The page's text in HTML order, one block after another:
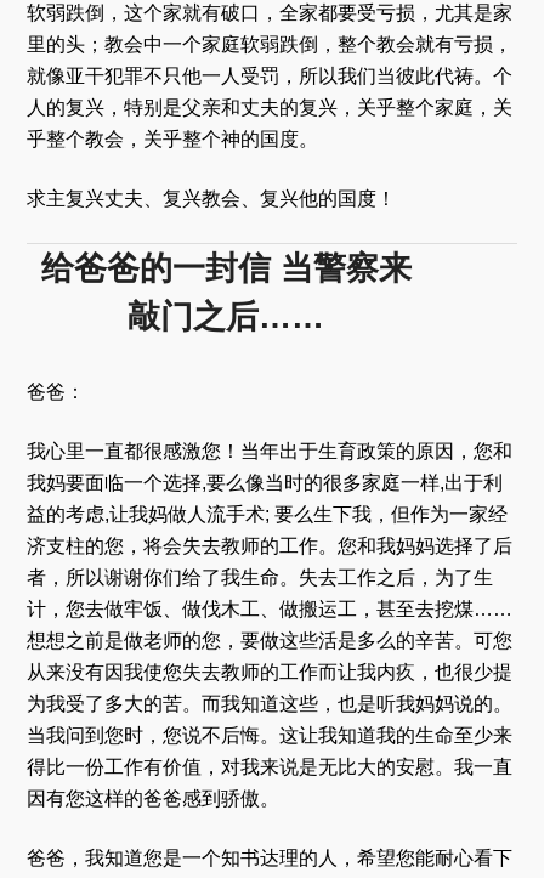
软弱跌倒，这个家就有破口，全家都要受亏损，尤其是家
里的头；教会中一个家庭软弱跌倒，整个教会就有亏损，
就像亚干犯罪不只他一人受罚，所以我们当彼此代祷。个
人的复兴，特别是父亲和丈夫的复兴，关乎整个家庭，关
乎整个教会，关乎整个神的国度。
求主复兴丈夫、复兴教会、复兴他的国度！
给爸爸的一封信 当警察来
敲门之后……
爸爸：
我心里一直都很感激您！当年出于生育政策的原因，您和
我妈要面临一个选择,要么像当时的很多家庭一样,出于利
益的考虑,让我妈做人流手术; 要么生下我，但作为一家经
济支柱的您，将会失去教师的工作。您和我妈妈选择了后
者，所以谢谢你们给了我生命。失去工作之后，为了生
计，您去做牢饭、做伐木工、做搬运工，甚至去挖煤……
想想之前是做老师的您，要做这些活是多么的辛苦。可您
从来没有因我使您失去教师的工作而让我内疚，也很少提
为我受了多大的苦。而我知道这些，也是听我妈妈说的。
当我问到您时，您说不后悔。这让我知道我的生命至少来
得比一份工作有价值，对我来说是无比大的安慰。我一直
因有您这样的爸爸感到骄傲。
爸爸，我知道您是一个知书达理的人，希望您能耐心看下